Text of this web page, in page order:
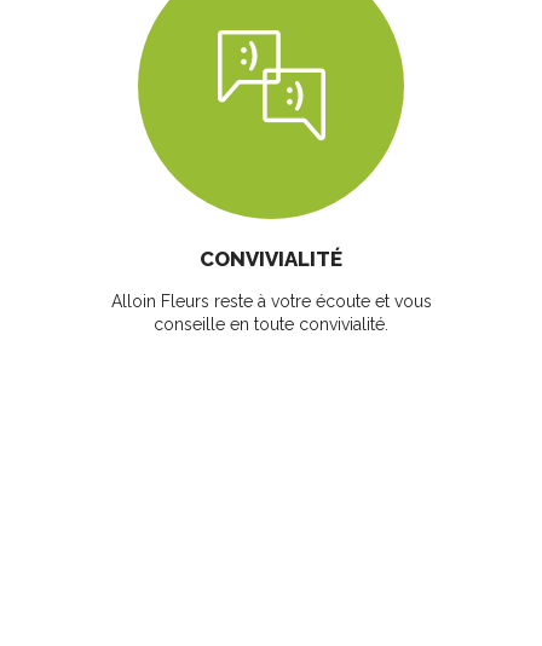
CONVIVIALITÉ
Alloin Fleurs reste à votre écoute et vous
conseille en toute convivialité.